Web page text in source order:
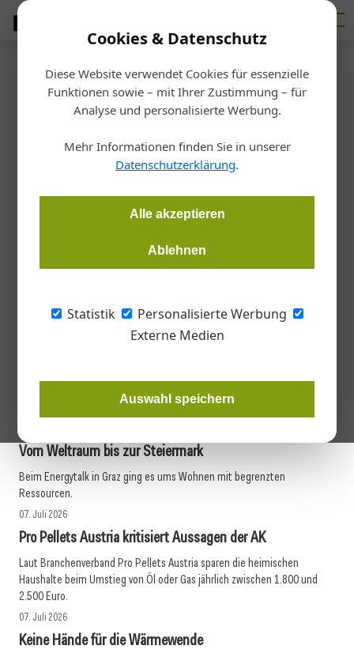
Cookies & Datenschutz
Diese Website verwendet Cookies für essenzielle
Funktionen sowie – mit Ihrer Zustimmung – für
Analyse und personalisierte Werbung.
Mehr Informationen finden Sie in unserer
Datenschutzerklärung.
Alle akzeptieren
Ablehnen
Statistik
Personalisierte Werbung
Externe Medien
Auswahl speichern
Homepage/ Heizung
Heizung
Sanierungsgeschäft mit Handbremse
„Warum diskutieren wir überhaupt noch?“
10. Juli 2026
Heizen und Kühlen mit Beton
Hochwertige Produktinnovationen auf der
Entdecken Sie am 16. & 17. September mehr als 350 sorgfältig
ausgewählte Produktinnovationen auf der ARCHITECT@WORK in
Vom Weltraum bis zur Steiermark
Beim Energytalk in Graz ging es ums Wohnen mit begrenzten
Ressourcen.
07. Juli 2026
Pro Pellets Austria kritisiert Aussagen der AK
Laut Branchenverband Pro Pellets Austria sparen die heimischen
Haushalte beim Umstieg von Öl oder Gas jährlich zwischen 1.800 und
2.500 Euro.
07. Juli 2026
Keine Hände für die Wärmewende